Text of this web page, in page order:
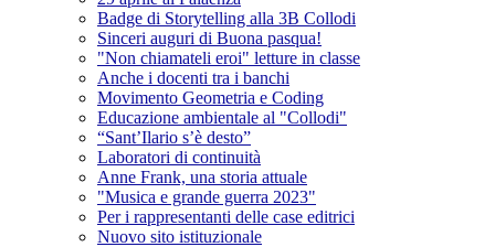
Badge di Storytelling alla 3B Collodi
Sinceri auguri di Buona pasqua!
"Non chiamateli eroi" letture in classe
Anche i docenti tra i banchi
Movimento Geometria e Coding
Educazione ambientale al "Collodi"
“Sant’Ilario s’è desto”
Laboratori di continuità
Anne Frank, una storia attuale
"Musica e grande guerra 2023"
Per i rappresentanti delle case editrici
Nuovo sito istituzionale